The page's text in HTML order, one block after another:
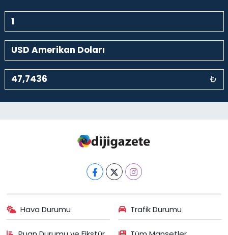
₺
Hava Durumu Trafik Durumu